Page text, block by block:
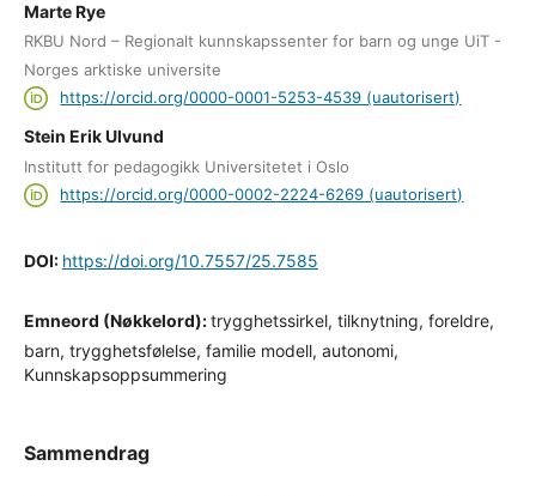
Marte Rye
RKBU Nord – Regionalt kunnskapssenter for barn og unge UiT -
Norges arktiske universite
https://orcid.org/0000-0001-5253-4539 (uautorisert)
Stein Erik Ulvund
Institutt for pedagogikk Universitetet i Oslo
https://orcid.org/0000-0002-2224-6269 (uautorisert)
DOI: https://doi.org/10.7557/25.7585
Emneord (Nøkkelord):trygghetssirkel, tilknytning, foreldre,
barn, trygghetsfølelse, familie modell, autonomi,
Kunnskapsoppsummering
Sammendrag